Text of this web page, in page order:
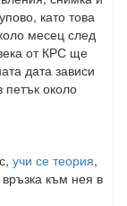
като това
месец след
от КРС ще
дата зависи
петък около
учи се теория,
към нея в